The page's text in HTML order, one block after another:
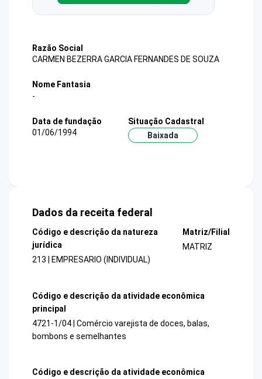
Razão Social
CARMEN BEZERRA GARCIA FERNANDES DE SOUZA
Nome Fantasia
-
Data de fundação
01/06/1994
Situação Cadastral
Baixada
Dados da receita federal
Código e descrição da natureza
jurídica
213 | EMPRESARIO (INDIVIDUAL)
Matriz/Filial
MATRIZ
Código e descrição da atividade econômica
principal
4721-1/04 | Comércio varejista de doces, balas,
bombons e semelhantes
Código e descrição da atividade econômica